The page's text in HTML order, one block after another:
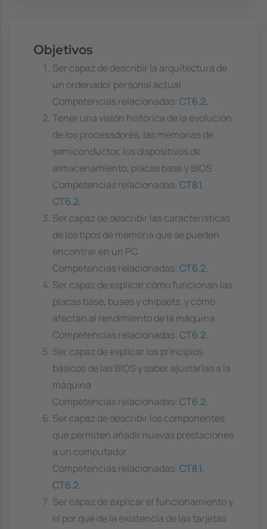
Objetivos
Ser capaz de describir la arquitectura de
un ordenador personal actual
Competencias relacionadas: CT6.2,
Tener una visión histórica de la evolución
de los procesadores, las memorias de
semiconductor, los dispositivos de
almacenamiento, placas base y BIOS
Competencias relacionadas: CT8.1,
CT6.2,
Ser capaz de describir las características
de los tipos de memoria que se pueden
encontrar en un PC
Competencias relacionadas: CT6.2,
Ser capaz de explicar cómo funcionan las
placas base, buses y chipsets, y cómo
afectan al rendimiento de la máquina
Competencias relacionadas: CT6.2,
Ser capaz de explicar los principios
básicos de las BIOS y saber ajustarlas a la
máquina
Competencias relacionadas: CT6.2,
Ser capaz de describir los componentes
que permiten añadir nuevas prestaciones
a un computador
Competencias relacionadas: CT8.1,
CT6.2,
Ser capaz de explicar el funcionamiento y
el por qué de la existencia de las tarjetas